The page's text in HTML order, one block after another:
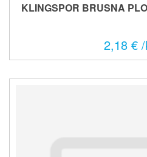
KLINGSPOR BRUSNA
2,18 €